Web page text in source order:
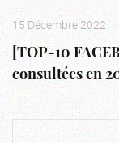
15 Décembre 2022
[TOP-10
consultées en